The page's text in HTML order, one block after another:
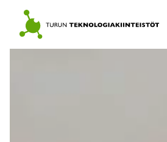
content